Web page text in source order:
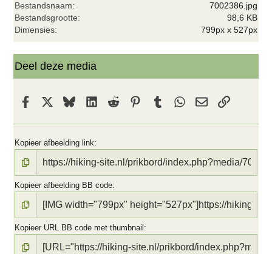
r
e
Bestandsnaam
7002386.jpg
Bestandsgrootte
98,6 KB
Dimensies
799px x 527px
Deel deze media
Facebook BlueskyLinkedInReddit PinterestTumblr WhatsApp
E-mailkoppeling
Kopieer afbeelding link
Kopieer afbeelding BB code
Kopieer URL BB code met thumbnail